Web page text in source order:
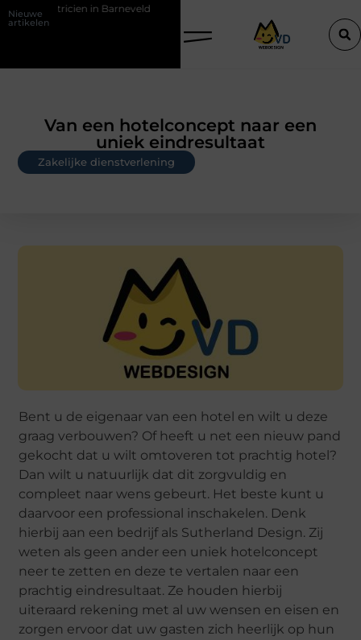
Nieuwe
artikelen
in Barneveld De Perfecte Gids voor Vloerbedekking in
Van een hotelconcept naar een
uniek eindresultaat
Zakelijke dienstverlening
Bent u de eigenaar van een hotel en wilt u deze
graag verbouwen? Of heeft u net een nieuw pand
gekocht dat u wilt omtoveren tot prachtig hotel?
Dan wilt u natuurlijk dat dit zorgvuldig en
compleet naar wens gebeurt. Het beste kunt u
daarvoor een professional inschakelen. Denk
hierbij aan een bedrijf als Sutherland Design. Zij
weten als geen ander een uniek hotelconcept
neer te zetten en deze te vertalen naar een
prachtig eindresultaat. Ze houden hierbij
uiteraard rekening met al uw wensen en eisen en
zorgen ervoor dat uw gasten zich heerlijk op hun